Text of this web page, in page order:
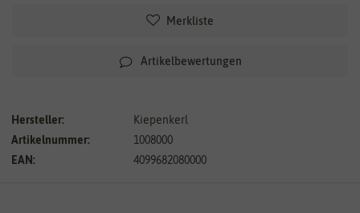
Merkliste
Artikelbewertungen
Hersteller:
Kiepenkerl
Artikelnummer:
1008000
EAN:
4099682080000